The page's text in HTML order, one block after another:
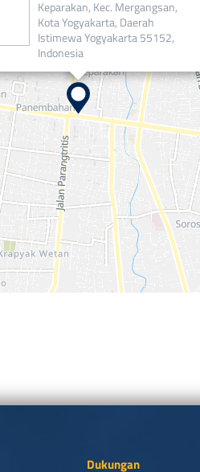
Keparakan, Kec. Mergangsan,
Kota Yogyakarta, Daerah
Istimewa Yogyakarta 55152,
Indonesia
Dukungan